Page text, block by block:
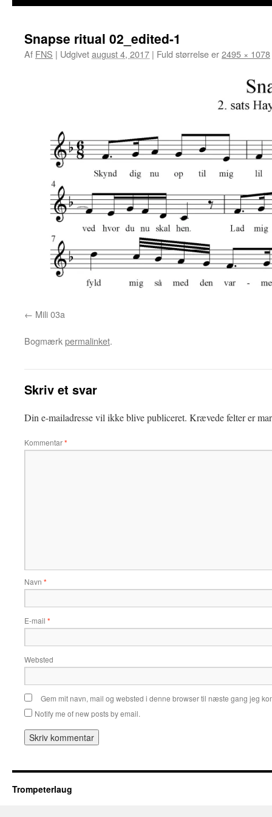
Snapse ritual 02_edited-1
Af FNS | Udgivetaugust 4, 2017 | Fuld størrelse er2495 × 1078
Mili 03a
Bogmærkpermalinket.
Skriv et svar
Din e-mailadresse vil ikke blive publiceret. Krævede felter er
Kommentar*
Navn *
E-mail *
Websted
Gem mit navn, mail og websted i denne browser til næste gang jeg
Notify me of new posts by email.
Trompeterlaug